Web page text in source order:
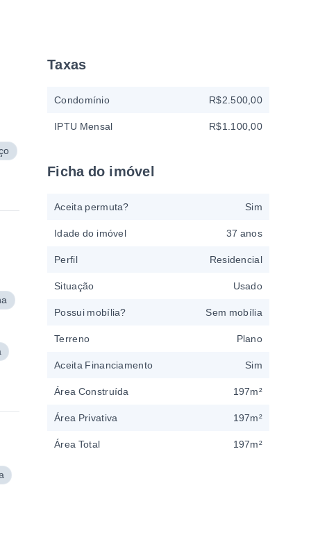
Taxas
Condomínio R$2.500,00
IPTU Mensal R$1.100,00
Ficha do imóvel
Aceita permuta? Sim
Idade do imóvel 37 anos
Perfil Residencial
Situação Usado
Possui mobília? Sem mobília
Terreno Plano
Aceita Financiamento Sim
Área Construída 197m²
Área Privativa 197m²
Área Total 197m²